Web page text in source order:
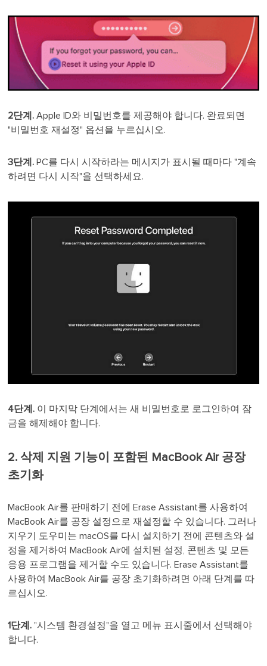
2단계. Apple ID와 비밀번호를 제공해야 합니다. 완료되면
"비밀번호 재설정" 옵션을 누르십시오.
3단계. PC를 다시 시작하라는 메시지가 표시될 때마다 "계속
하려면 다시 시작"을 선택하세요.
4단계. 이 마지막 단계에서는 새 비밀번호로 로그인하여 잠
금을 해제해야 합니다.
2. 삭제 지원 기능이 포함된 MacBook Air 공장
초기화
MacBook Air를 판매하기 전에 Erase Assistant를 사용하여
MacBook Air를 공장 설정으로 재설정할 수 있습니다. 그러나
지우기 도우미는 macOS를 다시 설치하기 전에 콘텐츠와 설
정을 제거하여 MacBook Air에 설치된 설정, 콘텐츠 및 모든
응용 프로그램을 제거할 수도 있습니다. Erase Assistant를
사용하여 MacBook Air를 공장 초기화하려면 아래 단계를 따
르십시오.
1단계. "시스템 환경설정"을 열고 메뉴 표시줄에서 선택해야
합니다.